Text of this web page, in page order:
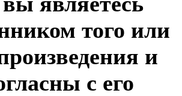
того или
и
с его